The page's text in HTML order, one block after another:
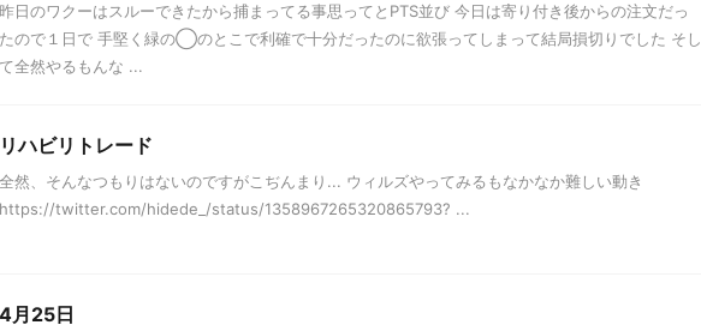
昨日のワクーはスルーできたから捕まってる事思ってとPTS並び 今日は寄り付き後からの注文だっ
たので１日で 手堅く緑の◯のとこで利確で十分だったのに欲張ってしまって結局損切りでした そし
て全然やるもんな ...
リハビリトレード
全然、そんなつもりはないのですがこぢんまり... ウィルズやってみるもなかなか難しい動き
https://twitter.com/hidede_/status/1358967265320865793? ...
4月25日